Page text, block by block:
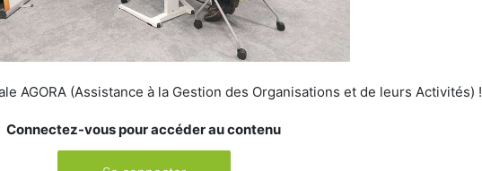
AGORA (Assistance à la Gestion des Organisations et de leurs Activités) !
Connectez-vous pour accéder au contenu